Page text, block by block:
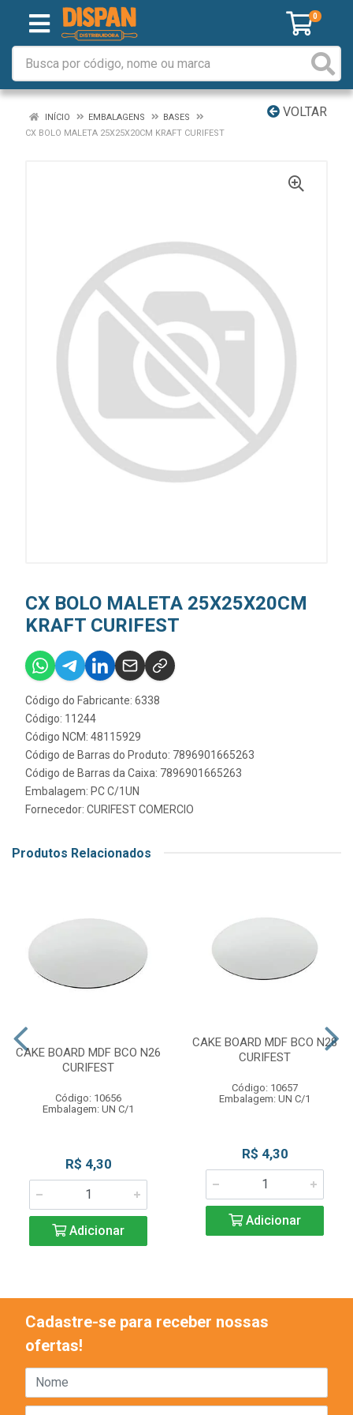
0
VOLTAR
INÍCIO EMBALAGENS
BASES
CX BOLO MALETA 25X25X20CM KRAFT CURIFEST
CX BOLO MALETA 25X25X20CM
KRAFT CURIFEST
Código do Fabricante: 6338
Código: 11244
Código NCM: 48115929
Código de Barras do Produto: 7896901665263
Código de Barras da Caixa: 7896901665263
Embalagem: PC C/1UN
Fornecedor: CURIFEST COMERCIO
Produtos Relacionados
CAKE BOARD MDF BCO N26
CURIFEST
Código: 10656
Embalagem: UN C/1
R$ 4,30
Adicionar
CAKE BOARD MDF BCO N28
CURIFEST
Código: 10657
Embalagem: UN C/1
R$ 4,30
Adicionar
Cadastre-se para receber nossas
ofertas!